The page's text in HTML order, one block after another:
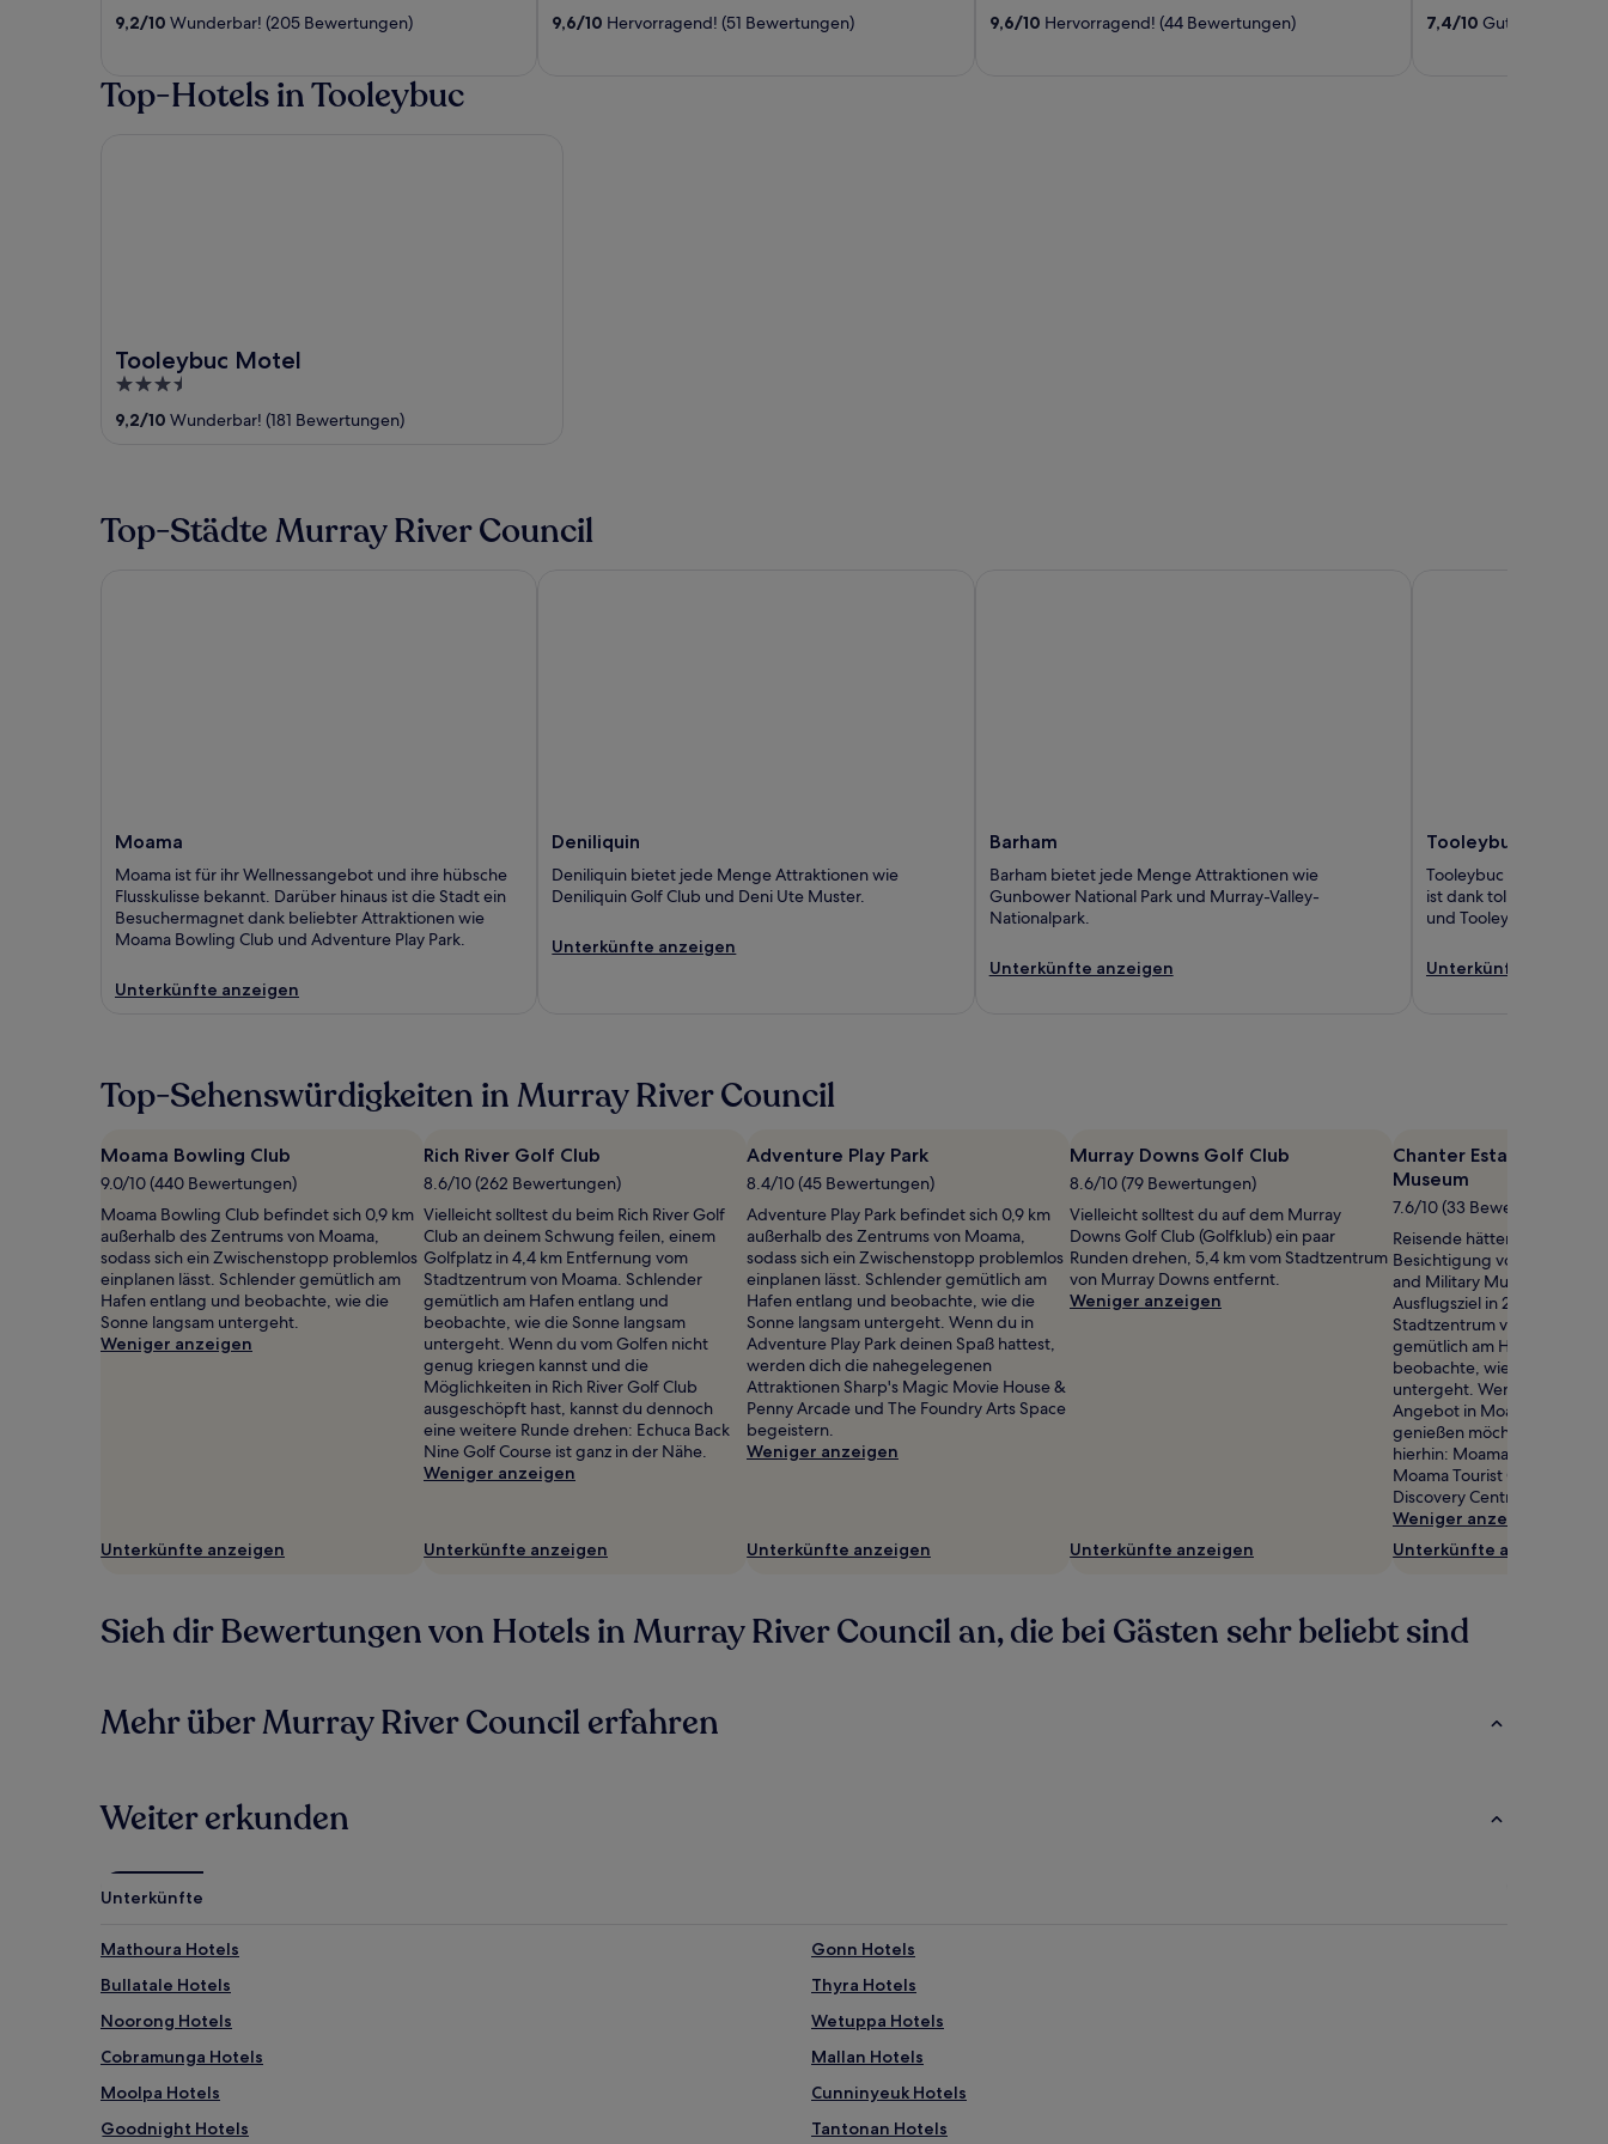
out
of
9,2/10 Wunderbar! (205 Bewertungen)
out
of
9,6/10 Hervorragend! (51 Bewertungen)
out
of
9,6/10 Hervorragend! (44 Bewertungen)
out
of
7,4/10 Gut! (22
Top-Hotels in Tooleybuc
Tooleybuc Motel
3.5
out
of
9,2/10 Wunderbar! (181 Bewertungen)
Top-Städte Murray River Council
Moama
Moama ist für ihr Wellnessangebot und ihre hübsche
Flusskulisse bekannt. Darüber hinaus ist die Stadt ein
Besuchermagnet dank beliebter Attraktionen wie
Moama Bowling Club und Adventure Play Park.
Unterkünfte anzeigen
Deniliquin
Deniliquin bietet jede Menge Attraktionen wie
Deniliquin Golf Club und Deni Ute Muster.
Unterkünfte anzeigen
Barham
Barham bietet jede Menge Attraktionen wie
Gunbower National Park und Murray-Valley-
Nationalpark.
Unterkünfte anzeigen
Tooleybuc
Tooleybuc ist für ihre
ist dank toller
und Tooleybuc Golf
Unterkünfte
Top-Sehenswürdigkeiten in Murray River Council
Moama Bowling Club
9.0/10 (440 Bewertungen)
Moama Bowling Club befindet sich 0,9 km
außerhalb des Zentrums von Moama,
sodass sich ein Zwischenstopp problemlos
einplanen lässt. Schlender gemütlich am
Hafen entlang und beobachte, wie die
Sonne langsam untergeht.
Weniger anzeigen
Unterkünfte anzeigen
Rich River Golf Club
8.6/10 (262 Bewertungen)
Vielleicht solltest du beim Rich River Golf
Club an deinem Schwung feilen, einem
Golfplatz in 4,4 km Entfernung vom
Stadtzentrum von Moama. Schlender
gemütlich am Hafen entlang und
beobachte, wie die Sonne langsam
untergeht. Wenn du vom Golfen nicht
genug kriegen kannst und die
Möglichkeiten in Rich River Golf Club
ausgeschöpft hast, kannst du dennoch
eine weitere Runde drehen: Echuca Back
Nine Golf Course ist ganz in der Nähe.
Weniger anzeigen
Unterkünfte anzeigen
Adventure Play Park
8.4/10 (45 Bewertungen)
Adventure Play Park befindet sich 0,9 km
außerhalb des Zentrums von Moama,
sodass sich ein Zwischenstopp problemlos
einplanen lässt. Schlender gemütlich am
Hafen entlang und beobachte, wie die
Sonne langsam untergeht. Wenn du in
Adventure Play Park deinen Spaß hattest,
werden dich die nahegelegenen
Attraktionen Sharp's Magic Movie House &
Penny Arcade und The Foundry Arts Space
begeistern.
Weniger anzeigen
Unterkünfte anzeigen
Murray Downs Golf Club
8.6/10 (79 Bewertungen)
Vielleicht solltest du auf dem Murray
Downs Golf Club (Golfklub) ein paar
Runden drehen, 5,4 km vom Stadtzentrum
von Murray Downs entfernt.
Weniger anzeigen
Unterkünfte anzeigen
Chanter Estate Winery
Museum
7.6/10 (33 Bewertungen)
Reisende hätten bestimmt
Besichtigung von Chanter
and Military Museum, nur
Ausflugsziel in 2,2 km
Stadtzentrum von Moama.
gemütlich am Hafen
beobachte, wie die Sonne
untergeht. Wenn du das
Angebot in Moama in vollen
genießen möchtest, plane
hierhin: Moama Bowling
Moama Tourist Centre und
Discovery Centre.
Weniger anzeigen
Unterkünfte anzeigen
Sieh dir Bewertungen von Hotels in Murray River Council an, die bei Gästen sehr beliebt sind
Mehr über Murray River Council erfahren
Weiter erkunden
Unterkünfte
Mathoura Hotels
Gonn Hotels
Bullatale Hotels
Thyra Hotels
Noorong Hotels
Wetuppa Hotels
Cobramunga Hotels
Mallan Hotels
Moolpa Hotels
Cunninyeuk Hotels
Goodnight Hotels
Tantonan Hotels